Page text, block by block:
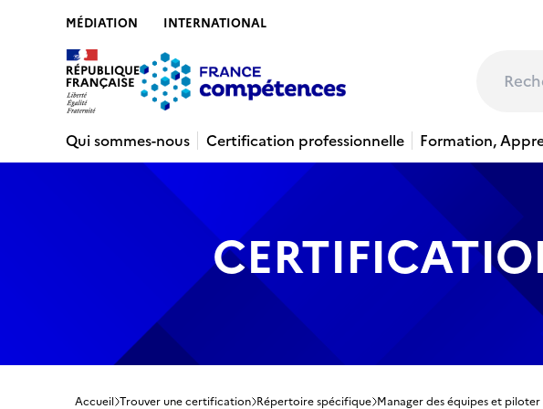
MÉDIATION INTERNATIONAL
Qui sommes-nous
Certification professionnelle Formation,
Accueil Trouver une certification Répertoire spécifique Manager des équipes et